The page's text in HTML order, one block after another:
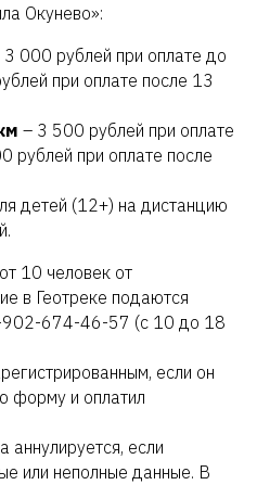
Окунево»:
3 000 рублей при оплате до
при оплате после 13
– 3 500 рублей при оплате
рублей при оплате после
детей (12+) на дистанцию
10 человек от
в Геотреке подаются
902-674-46-57 (с 10 до 18
если он
форму и оплатил
аннулируется, если
или неполные данные. В